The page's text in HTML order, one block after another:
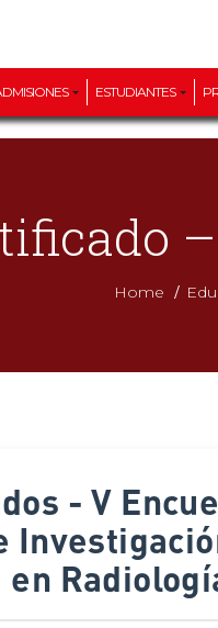
ESTUDIANTES
Home /
en